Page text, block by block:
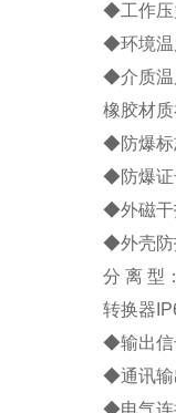
◆工作压
◆环境
◆介质温
橡胶材
◆防爆标
◆防爆证
◆外磁干
◆外壳防
分 离 型
转换器
◆输出信
◆通讯输
◆电气连